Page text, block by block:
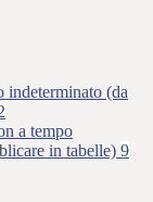
indeterminato (da
a tempo
in tabelle) 9